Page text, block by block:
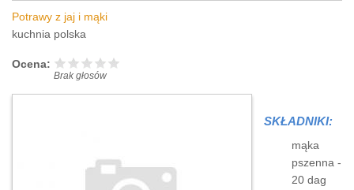
Potrawy z jaj i mąki
kuchnia polska
Ocena:
Brak głosów
SKŁADNIKI:
mąka
pszenna -
20 dag